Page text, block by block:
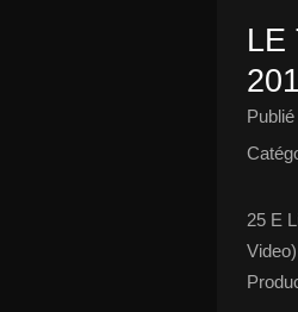
LE
Publié
25 E